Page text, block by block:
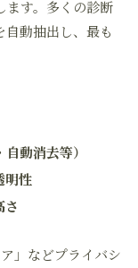
ます。多くの診断
動抽出し、最も
動消去等）
明性
さ
」などプライバシ